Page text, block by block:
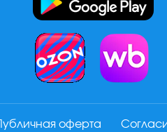
Публичная оферта